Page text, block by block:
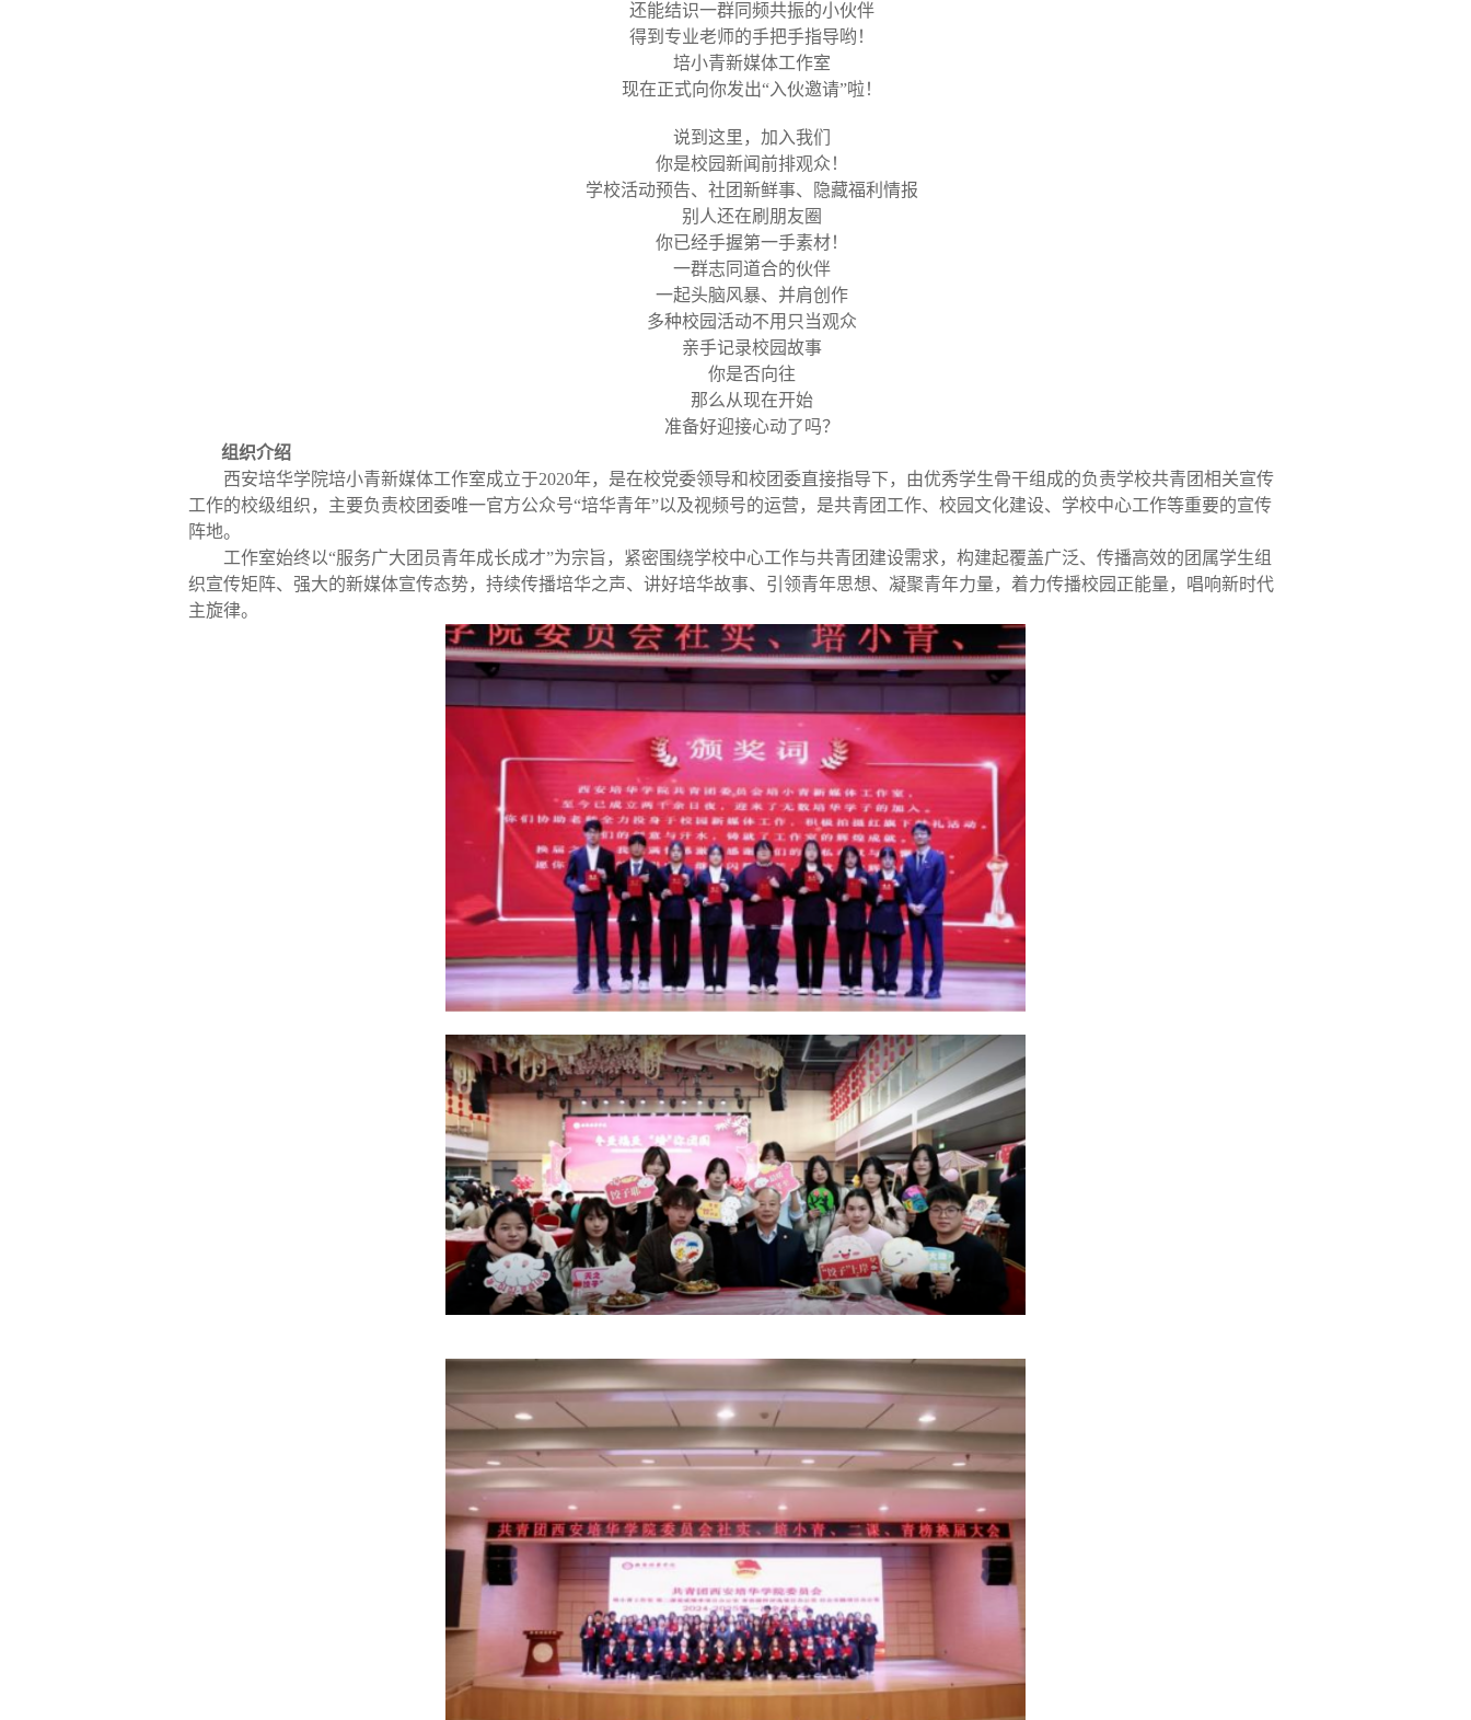
还能结识一群同频共振的小伙伴
得到专业老师的手把手指导哟！
培小青新媒体工作室
现在正式向你发出“入伙邀请”啦！
说到这里，加入我们
你是校园新闻前排观众！
学校活动预告、社团新鲜事、隐藏福利情报
别人还在刷朋友圈
你已经手握第一手素材！
一群志同道合的伙伴
一起头脑风暴、并肩创作
多种校园活动不用只当观众
亲手记录校园故事
你是否向往
那么从现在开始
准备好迎接心动了吗？
组织介绍
西安培华学院培小青新媒体工作室成立于2020年，是在校党委领导和校团委直接指导下，由优秀学生骨干组成的负责学校共青团相关宣传
工作的校级组织，主要负责校团委唯一官方公众号“培华青年”以及视频号的运营，是共青团工作、校园文化建设、学校中心工作等重要的宣传
阵地。
工作室始终以“服务广大团员青年成长成才”为宗旨，紧密围绕学校中心工作与共青团建设需求，构建起覆盖广泛、传播高效的团属学生组
织宣传矩阵、强大的新媒体宣传态势，持续传播培华之声、讲好培华故事、引领青年思想、凝聚青年力量，着力传播校园正能量，唱响新时代
主旋律。